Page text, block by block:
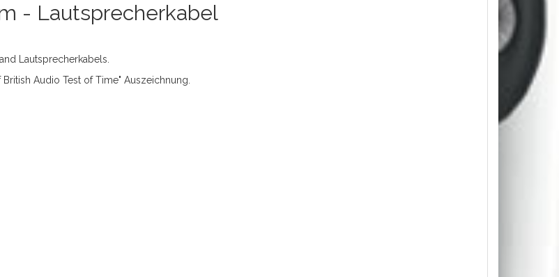
- Lautsprecherkabel
Lautsprecherkabels.
Audio Test of Time" Auszeichnung.